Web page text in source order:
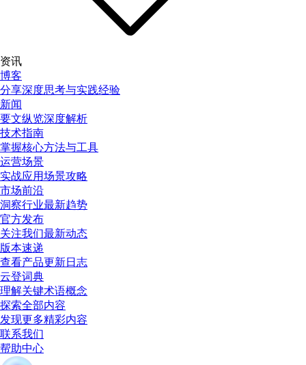
资讯
博客
分享深度思考与实践经验
新闻
要文纵览深度解析
技术指南
掌握核心方法与工具
运营场景
实战应用场景攻略
市场前沿
洞察行业最新趋势
官方发布
关注我们最新动态
版本速递
查看产品更新日志
云登词典
理解关键术语概念
探索全部内容
发现更多精彩内容
联系我们
帮助中心